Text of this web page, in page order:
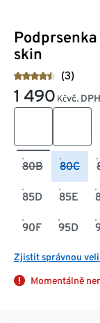
skin
(3)
1 490 Kčvč. DPH
80B 80C
85D 85E
90F 95D
Zjistit správnou
Momentálně